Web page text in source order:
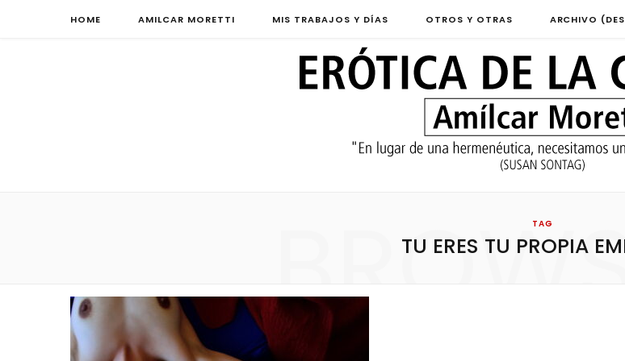
HOME AMILCAR MORETTI MIS TRABAJOS Y DÍAS OTROS Y OTRAS ARCHIVO
TAG
TU ERES TU PROPIA